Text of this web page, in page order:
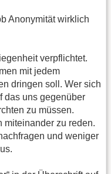
Anonymität wirklich
verpflichtet.
mit jedem
dringen soll. Wer sich
das uns gegenüber
zu müssen.
miteinander zu reden.
und weniger